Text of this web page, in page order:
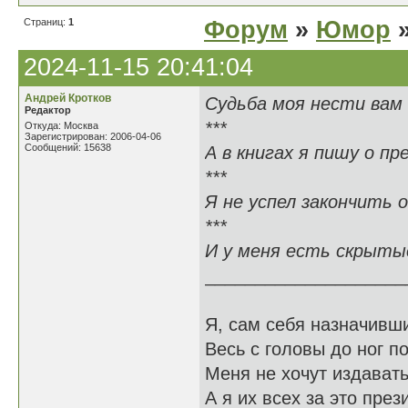
Страниц: 1 Форум » Юмор
2024-11-15 20:41:04
Андрей Кротков
Редактор
Откуда: Москва
Зарегистрирован: 2006-04-06
Сообщений: 15638
Судьба моя нести вам
***
А в книгах я пишу о
***
Я не успел закончить
***
И у меня есть
Я, сам себя
Весь с головы до ног
Меня не хочут
А я их всех за это